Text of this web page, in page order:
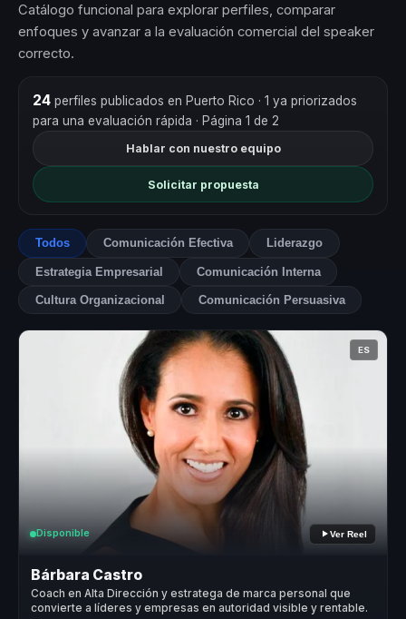
Catálogo funcional para explorar perfiles, comparar
enfoques y avanzar a la evaluación comercial del speaker
correcto.
24perfiles publicados en Puerto Rico · 1 ya priorizados
para una evaluación rápida · Página 1 de 2
Hablar con nuestro equipo
Solicitar propuesta
Todos Comunicación Efectiva Liderazgo
Estrategia Empresarial Comunicación Interna
Cultura Organizacional Comunicación Persuasiva
ES
Disponible Ver Reel
Bárbara Castro
Coach en Alta Dirección y estratega de marca personal que
convierte a líderes y empresas en autoridad visible y rentable.